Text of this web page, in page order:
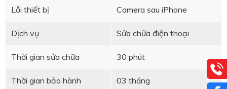
Lỗi thiết bị Camera sau iPhone
Dịch vụ Sửa chữa điện thoại
Thời gian sửa chữa 30 phút
Thời gian bảo hành 03 tháng